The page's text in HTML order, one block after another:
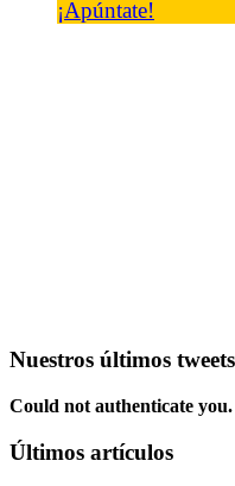
¡Apúntate!
Nuestros últimos tweets
Could not authenticate you.
Últimos artículos